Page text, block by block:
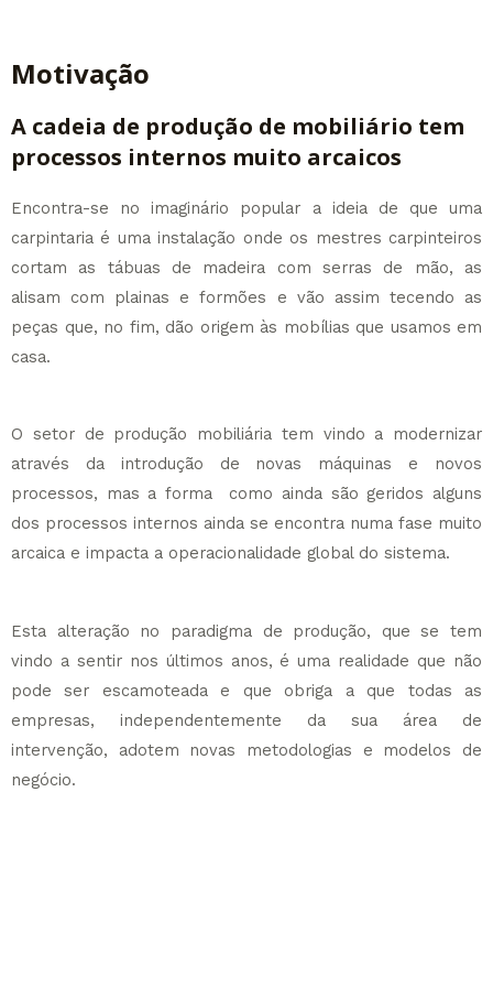
Motivação
A cadeia de produção de mobiliário tem
processos internos muito arcaicos
Encontra-se no imaginário popular a ideia de que uma
carpintaria é uma instalação onde os mestres carpinteiros
cortam as tábuas de madeira com serras de mão, as
alisam com plainas e formões e vão assim tecendo as
peças que, no fim, dão origem às mobílias que usamos em
casa.
O setor de produção mobiliária tem vindo a modernizar
através da introdução de novas máquinas e novos
processos, mas a forma como ainda são geridos alguns
dos processos internos ainda se encontra numa fase muito
arcaica e impacta a operacionalidade global do sistema.
Esta alteração no paradigma de produção, que se tem
vindo a sentir nos últimos anos, é uma realidade que não
pode ser escamoteada e que obriga a que todas as
empresas, independentemente da sua área de
intervenção, adotem novas metodologias e modelos de
negócio.